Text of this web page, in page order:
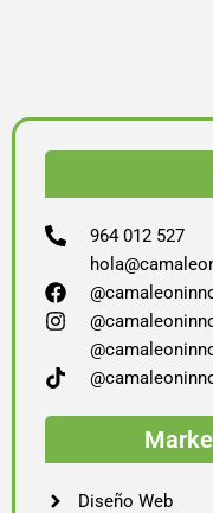
964 012 527
Diseño Web